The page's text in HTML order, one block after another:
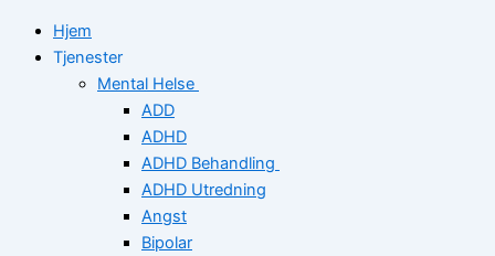
Hjem
Tjenester
Mental Helse
ADD
ADHD
ADHD Behandling
ADHD Utredning
Angst
Bipolar